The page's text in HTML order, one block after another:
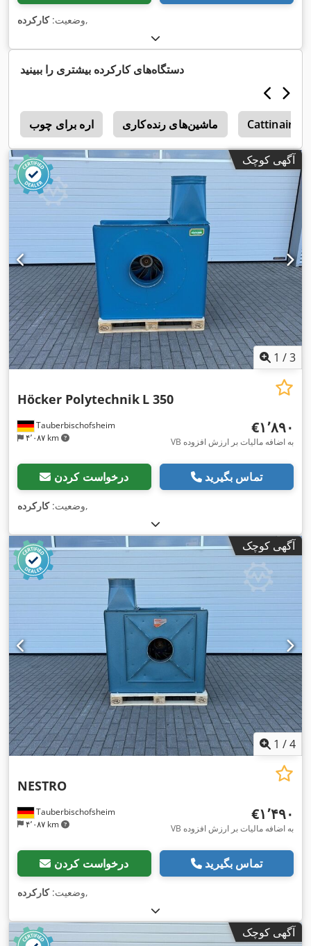
وضعیت:کارکرده ,
دستگاه‌های کارکرده بیشتری را ببینید
اره برای چوب ماشین‌های رنده‌کاری Cattinair
آگهی کوچک
1 /3
Tauberbischofsheim
۴٬۰۸۷ km
Höcker Polytechnik L 350
‎€۱٬۸۹۰
VB به اضافه مالیات بر ارزش افزوده
درخواست کردن تماس بگیرید
وضعیت:کارکرده ,
آگهی کوچک
1 /4
Tauberbischofsheim
۴٬۰۸۷ km
NESTRO
‎€۱٬۴۹۰
VB به اضافه مالیات بر ارزش افزوده
درخواست کردن تماس بگیرید
وضعیت:کارکرده ,
آگهی کوچک